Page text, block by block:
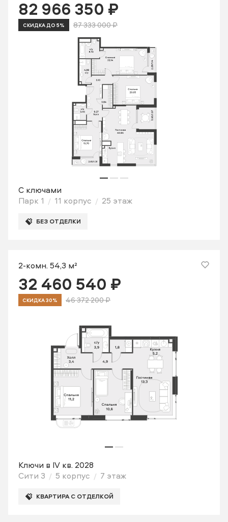
82 966 350 ₽
СКИДКА ДО 5% 87 333 000 ₽
С ключами
Парк 1
11 корпус 25 этаж
БЕЗ ОТДЕЛКИ
2-комн. 54,3 м²
32 460 540 ₽
СКИДКА 30% 46 372 200 ₽
Ключи в IV кв. 2028
Сити 3
5 корпус 7 этаж
КВАРТИРА С ОТДЕЛКОЙ